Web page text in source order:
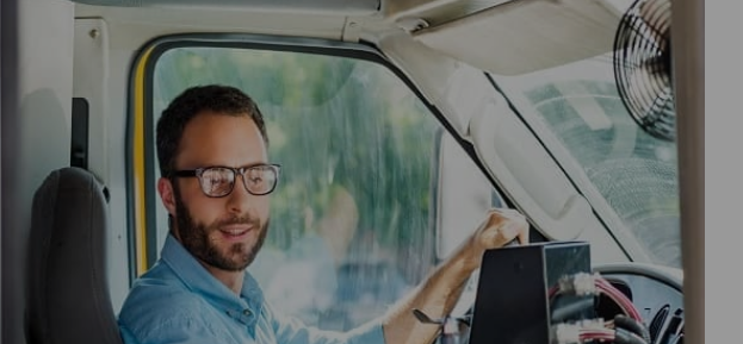
محاسبه
تماس